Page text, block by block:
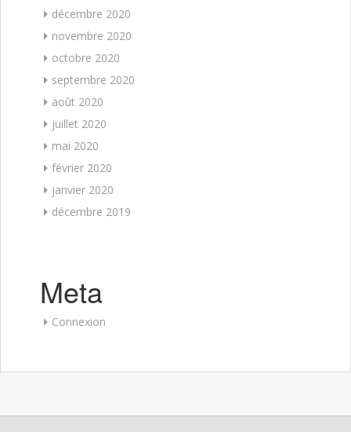
décembre 2020
novembre 2020
octobre 2020
septembre 2020
août 2020
juillet 2020
mai 2020
février 2020
janvier 2020
décembre 2019
Meta
Connexion